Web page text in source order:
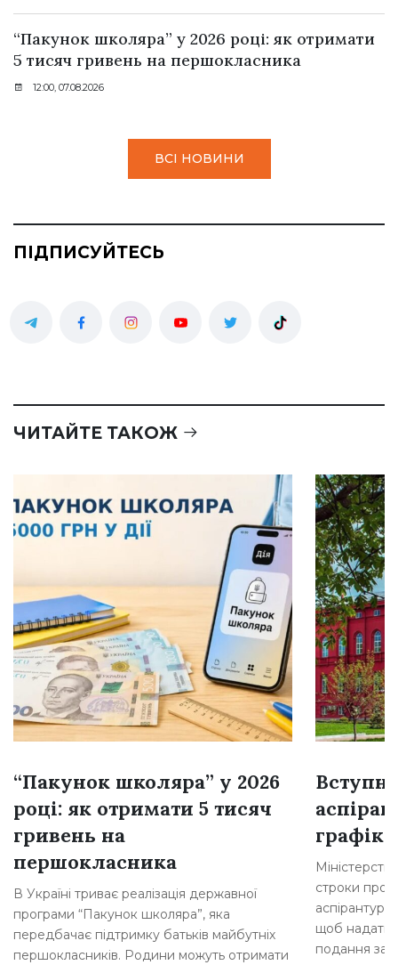
“Пакунок школяра” у 2026 році: як отримати
5 тисяч гривень на першокласника
12:00, 07.08.2026
ВСІ НОВИНИ
ПІДПИСУЙТЕСЬ
ЧИТАЙТЕ ТАКОЖ
“Пакунок школяра” у 2026
році: як отримати 5 тисяч
гривень на
першокласника
В Україні триває реалізація державної
програми “Пакунок школяра”, яка
передбачає підтримку батьків майбутніх
першокласників. Родини можуть отримати
графік
строки
щоб надати
подання